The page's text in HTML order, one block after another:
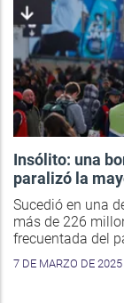
Insólito: una
paralizó la
Sucedió en una
más de 226
frecuentada del
7 DE MARZO DE